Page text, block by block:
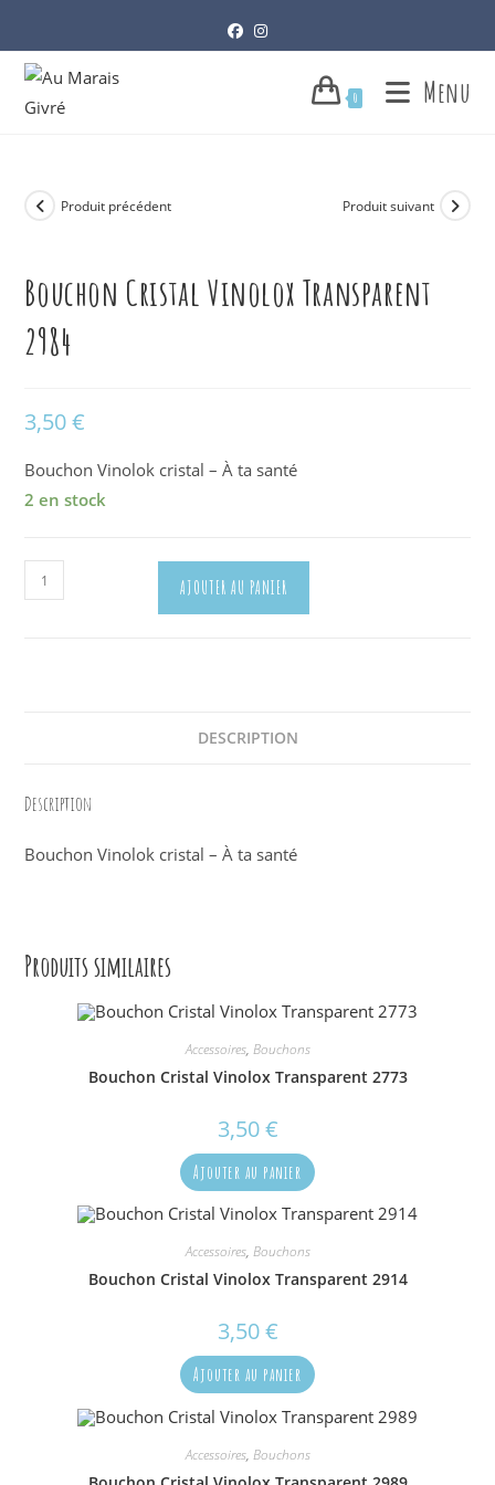
content
0 Menu
Produit précédent Produit suivant
Bouchon Cristal Vinolox Transparent
2984
3,50€
Bouchon Vinolok cristal – À ta santé
2 en stock
quantité
de
AJOUTER AU PANIER
DESCRIPTION
Description
Bouchon Vinolok cristal – À ta santé
Produits similaires
Accessoires, Bouchons
Bouchon Cristal Vinolox Transparent 2773
3,50€
Ajouter au panier
Accessoires, Bouchons
Bouchon Cristal Vinolox Transparent 2914
3,50€
Ajouter au panier
Accessoires, Bouchons